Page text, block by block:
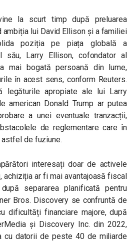
la scurt timp după preluarea
ambiția lui David Ellison și a familiei
poziția pe piața globală a
său, Larry Ellison, cofondator al
mai bogată persoană din lume,
în acest sens, conform Reuters.
legăturile apropiate ale lui Larry
american Donald Trump ar putea
a unei eventuale tranzacții,
de reglementare care în
de fuziune.
interesați doar de activele
achiziția ar fi mai avantajoasă fiscal
separarea planificată pentru
Bros. Discovery se confruntă de
dificultăți financiare majore, după
și Discovery Inc. din 2022,
cu datorii de peste 40 de miliarde